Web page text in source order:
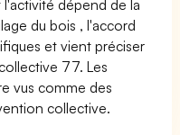
dépend de la
du bois , l'accord
et vient préciser
77. Les
vus comme des
collective.